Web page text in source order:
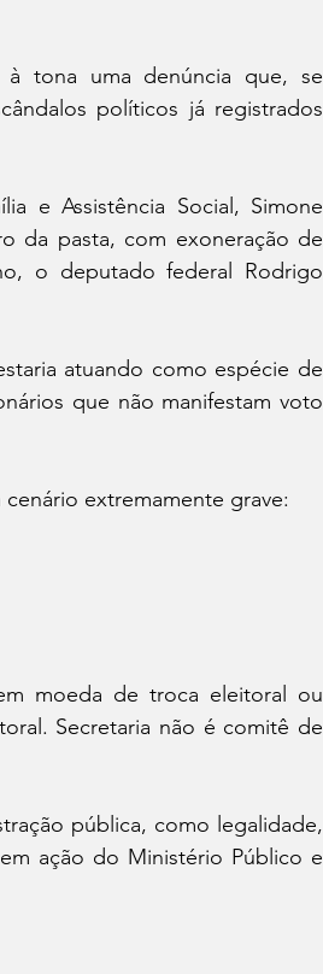
tona uma denúncia que, se
políticos já registrados
e Assistência Social, Simone
da pasta, com exoneração de
o deputado federal Rodrigo
atuando como espécie de
que não manifestam voto
extremamente grave:
moeda de troca eleitoral ou
Secretaria não é comitê de
pública, como legalidade,
ação do Ministério Público e